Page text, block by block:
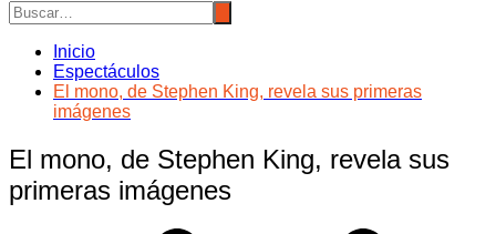
Inicio
Espectáculos
El mono, de Stephen King, revela sus primeras
imágenes
El mono, de Stephen King, revela sus
primeras imágenes